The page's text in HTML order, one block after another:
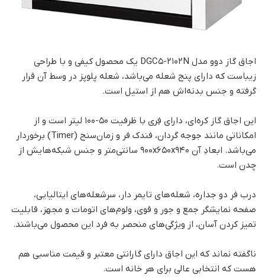
اجاق گاز دوو مدل DGC5-2102N یک محصول کیفی و با طراحی
زیباست که دارای پنج شعله می‌باشد، شعله پلوپز در وسط آن قرار
گرفته و جنس بدنه‌اش هم از استیل است.
این اجاق گاز کره‌ای، دارای فِری با ظرفیت 50-100 لیتر است و از
امکاناتی مانند جوجه گردان، فندک فر و زمان‌سنج (Timer) برخوردار
می‌باشد. ابعادِ آن 900x650x940 سانتی‌متر و جنس شبکه‌هایش از
چدن است.
درب فر دو جداره، شعله‌های تایمر دار، سرشعله‌های ایتالیایی،
صفحه نمایشگر جمع و جور و قوی، ولوم‌های اتومات و مجهز، قابلیت
تمیز کردن آسان، از ویژگی‌های منحصر به فرد این محصول می‌باشند.
ناگفته نماند که این اجاق دارای گارانتی معتبر و قیمت مناسبی هم
هست که انتخابی عالی برای هر خانه‌ است.